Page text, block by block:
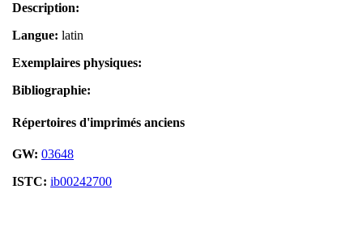
Description:
Langue: latin
Exemplaires physiques:
Bibliographie:
Répertoires d'imprimés anciens
GW: 03648
ISTC: ib00242700